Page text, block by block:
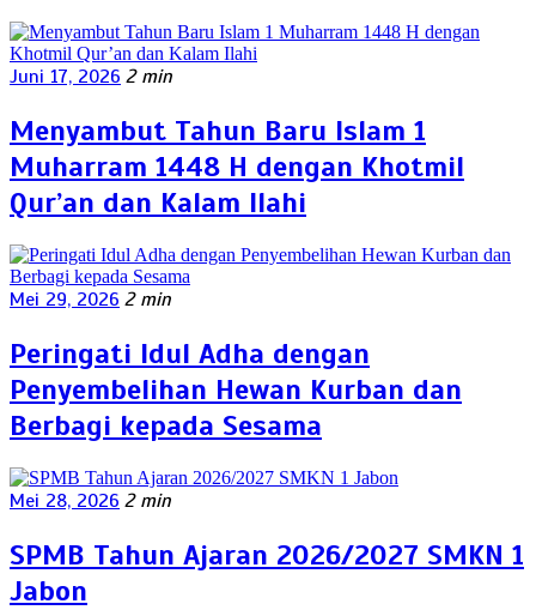
Juni 17, 2026 2 min
Menyambut Tahun Baru Islam 1
Muharram 1448 H dengan Khotmil
Qur’an dan Kalam Ilahi
Mei 29, 2026 2 min
Peringati Idul Adha dengan
Penyembelihan Hewan Kurban dan
Berbagi kepada Sesama
Mei 28, 2026 2 min
SPMB Tahun Ajaran 2026/2027 SMKN 1
Jabon